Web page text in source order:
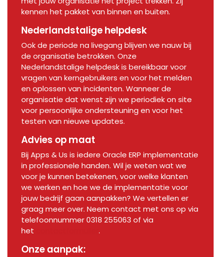
kennen het pakket van binnen en buiten.
Nederlandstalige helpdesk
Ook de periode na livegang blijven we nauw bij
de organisatie betrokken. Onze
Nederlandstalige helpdesk is bereikbaar voor
vragen van kerngebruikers en voor het melden
en oplossen van incidenten. Wanneer de
organisatie dat wenst zijn we periodiek on site
voor persoonlijke ondersteuning en voor het
testen van nieuwe updates.
Advies op maat
Bij Apps & Us is iedere Oracle ERP implementatie
in professionele handen. Wil je weten wat we
voor je kunnen betekenen, voor welke klanten
we werken en hoe we de implementatie voor
jouw bedrijf gaan aanpakken? We vertellen er
graag meer over. Neem contact met ons op via
telefoonnummer 0318 255063 of via
het
.
Onze aanpak: